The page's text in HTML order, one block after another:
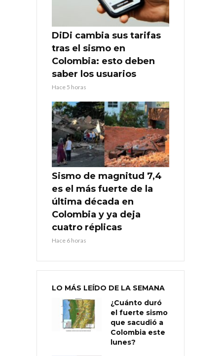
DiDi cambia sus tarifas
tras el sismo en
Colombia: esto deben
saber los usuarios
Hace 5 horas
Sismo de magnitud 7,4
es el más fuerte de la
última década en
Colombia y ya deja
cuatro réplicas
Hace 6 horas
LO MÁS LEÍDO DE LA SEMANA
¿Cuánto duró
el fuerte sismo
que sacudió a
Colombia este
lunes?